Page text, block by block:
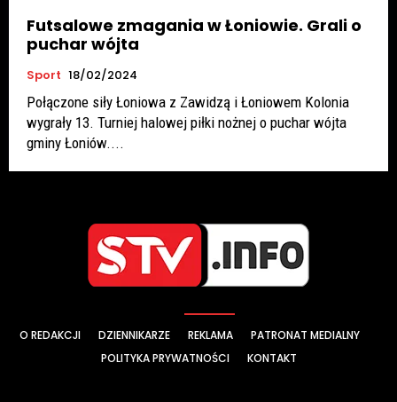
Futsalowe zmagania w Łoniowie. Grali o
puchar wójta
Sport 18/02/2024
Połączone siły Łoniowa z Zawidzą i Łoniowem Kolonia
wygrały 13. Turniej halowej piłki nożnej o puchar wójta
gminy Łoniów....
O REDAKCJI DZIENNIKARZE REKLAMA
PATRONAT MEDIALNY
POLITYKA PRYWATNOŚCI
KONTAKT